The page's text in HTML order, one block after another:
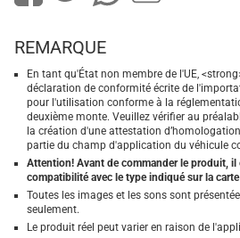
REMARQUE
En tant qu'État non membre de l'UE,
déclaration de conformité écrite de
pour l'utilisation conforme à la
deuxième monte. Veuillez vérifier au
la création d'une attestation
partie du champ d'application du véhicule
Attention! Avant de commander le produit, il
compatibilité avec le type indiqué sur la
Toutes les images et les sons sont
seulement.
Le produit réel peut varier en raison de